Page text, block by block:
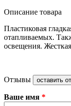
Описание товара
Пластиковая
отапливаемых.
освещения. Жесткая
Отзывы оставить
Ваше имя *